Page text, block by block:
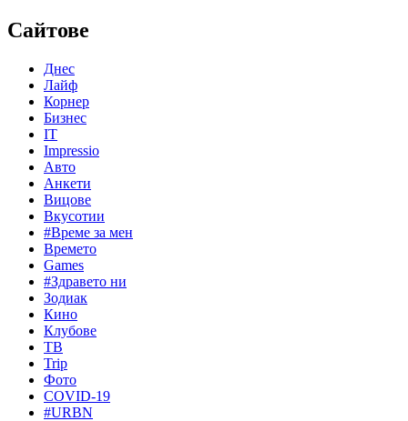
Сайтове
Днес
Лайф
Корнер
Бизнес
IT
Impressio
Авто
Анкети
Вицове
Вкусотии
#Време за мен
Времето
Games
#Здравето ни
Зодиак
Кино
Клубове
ТВ
Trip
Фото
COVID-19
#URBN